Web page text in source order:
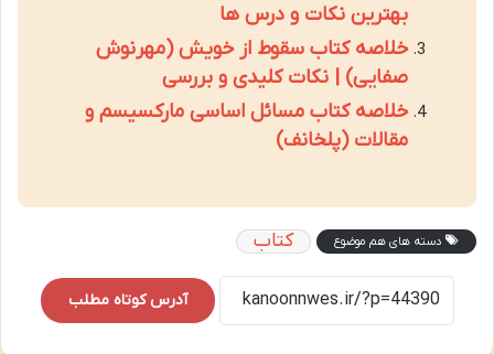
بهترین نکات و درس ها
خلاصه کتاب سقوط از خویش (مهرنوش
صفایی) | نکات کلیدی و بررسی
خلاصه کتاب مسائل اساسی مارکسیسم و
مقالات (پلخانف)
دسته های هم موضوع کتاب
آدرس کوتاه مطلب